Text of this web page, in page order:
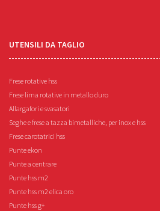
UTENSILI DA TAGLIO
Frese rotative hss
Frese lima rotative in metallo duro
Allargafori e svasatori
Seghe e frese a tazza bimetalliche, per inox e hss
Frese carotatrici hss
Punte ekon
Punte a centrare
Punte hss m2
Punte hss m2 elica oro
Punte hss g+